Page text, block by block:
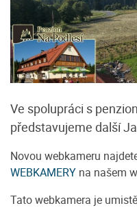
Ve spolupráci s
představujeme další
Novou webkameru
WEBKAMERY na našem
Tato webkamera je